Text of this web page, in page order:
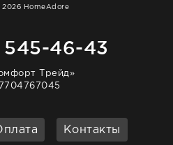
HomeAdore
46-43
Трейд»
Контакты